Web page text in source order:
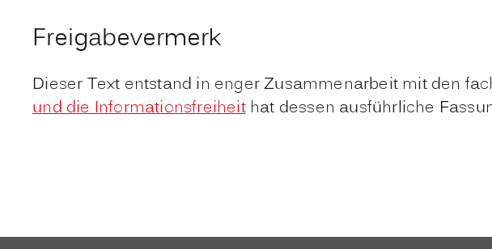
Freigabevermerk
Dieser Text entstand in enger Zusammenarbeit mit den
und die Informationsfreiheithat dessen ausführliche